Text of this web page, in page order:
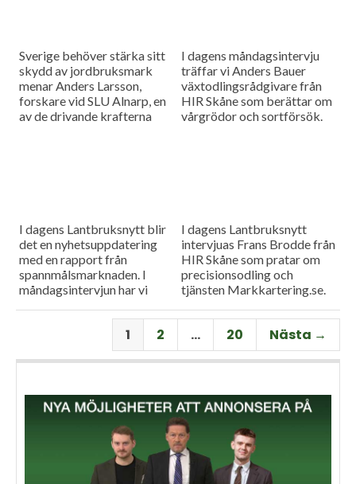
Sverige behöver stärka sitt
skydd av jordbruksmark
menar Anders Larsson,
forskare vid SLU Alnarp, en
av de drivande krafterna
I dagens måndagsintervju
träffar vi Anders Bauer
växtodlingsrådgivare från
HIR Skåne som berättar om
vårgrödor och sortförsök.
I dagens Lantbruksnytt blir
det en nyhetsuppdatering
med en rapport från
spannmålsmarknaden. I
måndagsintervjun har vi
Per Larsson som idag har
rollen som senior advisor på
I dagens Lantbruksnytt
intervjuas Frans Brodde från
HIR Skåne som pratar om
precisionsodling och
tjänsten Markkartering.se.
nyhetsuppdatering med en
rapport från
spannmålsmarknaden.
1 2 … 20 Nästa →